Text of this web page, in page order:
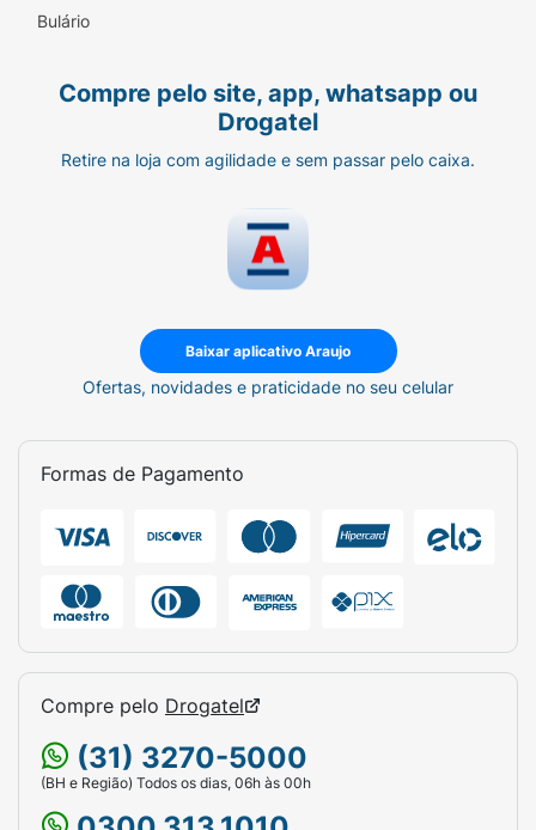
Bulário
Compre pelo site, app, whatsapp ou
Drogatel
Retire na loja com agilidade e sem passar pelo caixa.
Baixar aplicativo Araujo
Ofertas, novidades e praticidade no seu celular
Formas de Pagamento
Compre pelo Drogatel
(31) 3270-5000
(BH e Região) Todos os dias, 06h às 00h